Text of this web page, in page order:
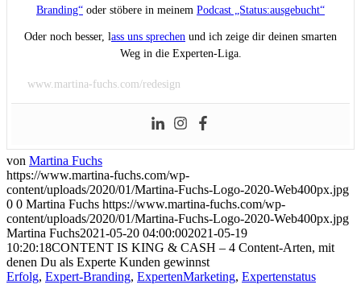
Branding“ oder stöbere in meinem Podcast „Status:ausgebucht“
Oder noch besser, lass uns sprechen und ich zeige dir deinen smarten
Weg in die Experten-Liga.
www.martina-fuchs.com/redesign
von Martina Fuchs
https://www.martina-fuchs.com/wp-
content/uploads/2020/01/Martina-Fuchs-Logo-2020-Web400px.jpg
0 0 Martina Fuchs https://www.martina-fuchs.com/wp-
content/uploads/2020/01/Martina-Fuchs-Logo-2020-Web400px.jpg
Martina Fuchs2021-05-20 04:00:002021-05-19
10:20:18CONTENT IS KING & CASH – 4 Content-Arten, mit
denen Du als Experte Kunden gewinnst
Erfolg, Expert-Branding, ExpertenMarketing, Expertenstatus